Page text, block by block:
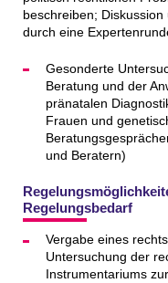
beschreiben;
durch eine
Gesonderte
Beratung und der
pränatalen
Frauen und
und Beratern)
Regelungsbedarf
Vergabe eines
Untersuchung der
Instrumentariums